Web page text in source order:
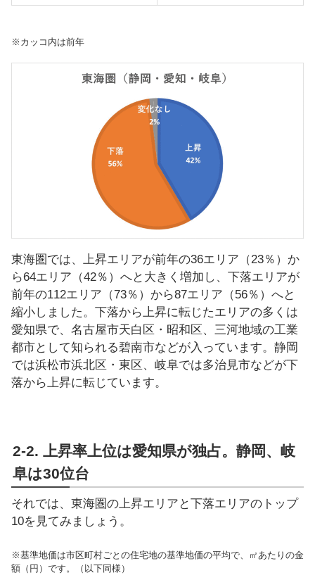
※カッコ内は前年
東海圏では、上昇エリアが前年の36エリア（23％）か
ら64エリア（42％）へと大きく増加し、下落エリアが
前年の112エリア（73％）から87エリア（56％）へと
縮小しました。下落から上昇に転じたエリアの多くは
愛知県で、名古屋市天白区・昭和区、三河地域の工業
都市として知られる碧南市などが入っています。静岡
では浜松市浜北区・東区、岐阜では多治見市などが下
落から上昇に転じています。
2-2. 上昇率上位は愛知県が独占。静岡、岐
阜は30位台
それでは、東海圏の上昇エリアと下落エリアのトップ
10を見てみましょう。
※基準地価は市区町村ごとの住宅地の基準地価の平均で、㎡あたりの金
額（円）です。（以下同様）